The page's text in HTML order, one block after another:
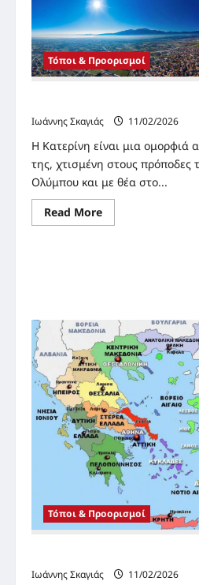
Τόποι & Προορισμοί
Ιωάννης Σκαγιάς
11/02/2026
Η Κατερίνη είναι μια ομορφιά
της, χτισμένη στους πρόποδες
Ολύμπου και με θέα στο...
Read MoreRead
more
Τόποι & Προορισμοί
Ιωάννης Σκαγιάς
11/02/2026